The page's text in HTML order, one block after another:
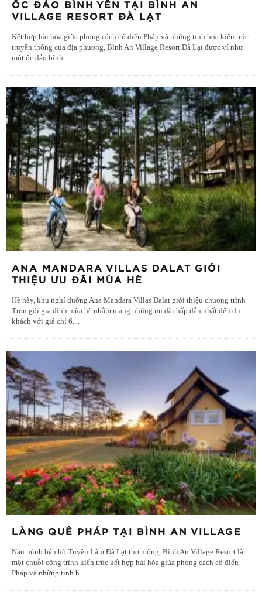
ỐC ĐẢO BÌNH YÊN TẠI BÌNH AN
VILLAGE RESORT ĐÀ LẠT
Kết hợp hài hòa giữa phong cách cổ điển Pháp và những tinh hoa kiến trúc
truyền thống của địa phương, Bình An Village Resort Đà Lạt được ví như
một ốc đảo bình ...
ANA MANDARA VILLAS DALAT GIỚI
THIỆU ƯU ĐÃI MÙA HÈ
Hè này, khu nghỉ dưỡng Ana Mandara Villas Dalat giới thiệu chương trình
Trọn gói gia đình mùa hè nhằm mang những ưu đãi hấp dẫn nhất đến du
khách với giá chỉ 6....
LÀNG QUÊ PHÁP TẠI BÌNH AN VILLAGE
Náu mình bên hồ Tuyền Lâm Đà Lạt thơ mộng, Bình An Village Resort là
một chuỗi công trình kiến trúc kết hợp hài hòa giữa phong cách cổ điển
Pháp và những tinh h...